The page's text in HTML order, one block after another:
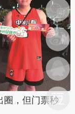
，但门票秒